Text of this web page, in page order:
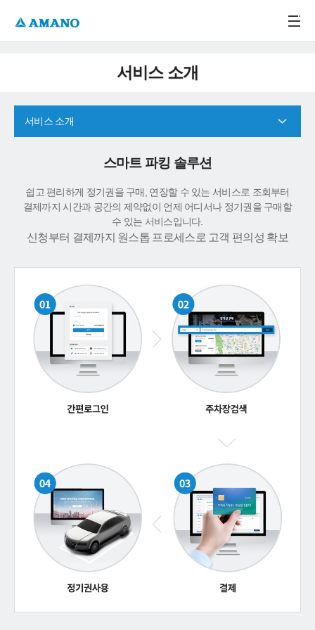
서비스 소개
서비스 소개
스마트 파킹 솔루션
쉽고 편리하게 정기권을 구매, 연장할 수 있는 서비스로 조회부터
결제까지 시간과 공간의 제약없이 언제 어디서나 정기권을 구매할
수 있는 서비스입니다.
신청부터 결제까지 원스톱 프로세스로 고객 편의성 확보